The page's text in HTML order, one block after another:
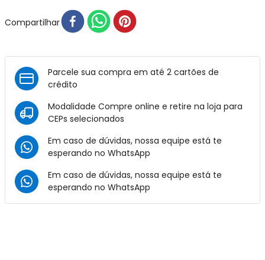
Compartilhar
Parcele sua compra em até 2 cartões de
crédito
Modalidade Compre online e retire na loja para
CEPs selecionados
Em caso de dúvidas, nossa equipe está te
esperando no WhatsApp
Em caso de dúvidas, nossa equipe está te
esperando no WhatsApp